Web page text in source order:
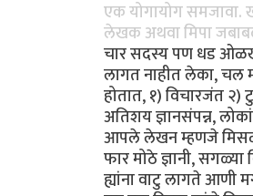
एक योगायोग समजावा.
लेखक अथवा मिपा
चार सदस्य पण धड ओळखत
लागत नाहीत लेका, चल
होतात, १) विचारजंत
अतिशय ज्ञानसंपन्न,
आपले लेखन म्हणजे
फार मोठे ज्ञानी,
ह्यांना वाटु लागते आणी